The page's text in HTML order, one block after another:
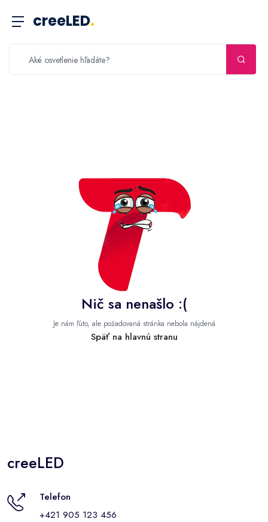
creeLED.
Nič sa nenašlo :(
Je nám ľúto, ale požadovaná stránka nebola nájdená
Späť na hlavnú stranu
creeLED
Telefon
+421 905 123 456